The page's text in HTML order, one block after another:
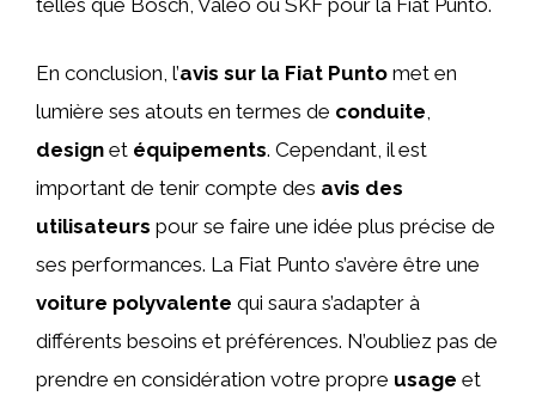
En conclusion, l’avis sur la Fiat Punto met en
lumière ses atouts en termes de conduite,
design et équipements. Cependant, il est
important de tenir compte des avis des
utilisateurs pour se faire une idée plus précise de
ses performances. La Fiat Punto s’avère être une
voiture polyvalente qui saura s’adapter à
différents besoins et préférences. N’oubliez pas de
prendre en considération votre propre usage et